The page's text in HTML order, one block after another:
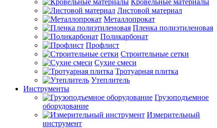
Кровельные материалы
Листовой материал
Металлопрокат
Пленка полиэтиленовая
Поликарбонат
Профлист
Строительные сетки
Сухие смеси
Тротуарная плитка
Утеплитель
Инструменты
Грузоподъемное
оборудование
Измерительный
инструмент